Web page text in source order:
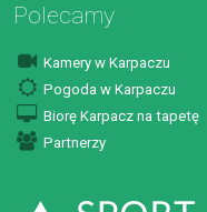
Polecamy
Kamery w Karpaczu
Pogoda w Karpaczu
Biorę Karpacz na tapetę
Partnerzy